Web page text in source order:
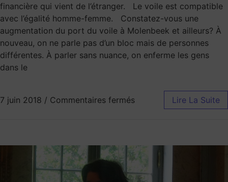
financière qui vient de l’étranger. Le voile est compatible
avec l’égalité homme-femme. Constatez-vous une
augmentation du port du voile à Molenbeek et ailleurs? À
nouveau, on ne parle pas d’un bloc mais de personnes
différentes. À parler sans nuance, on enferme les gens
dans le
7 juin 2018 / Commentaires fermés Lire La Suite